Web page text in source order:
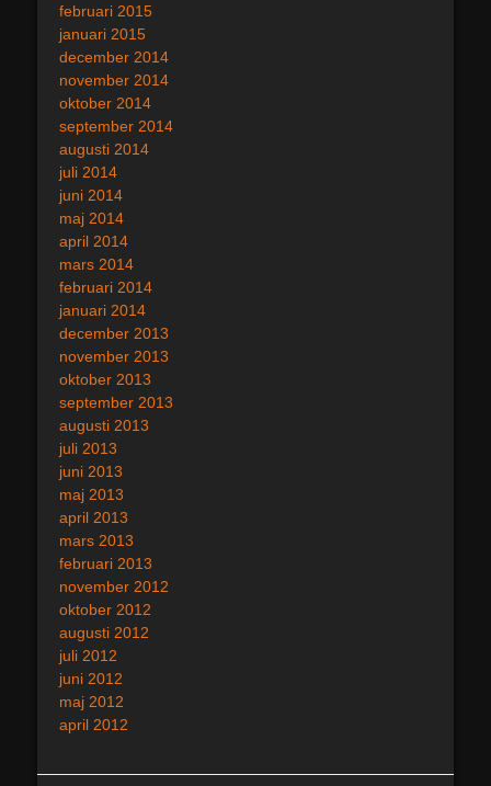
februari 2015
januari 2015
december 2014
november 2014
oktober 2014
september 2014
augusti 2014
juli 2014
juni 2014
maj 2014
april 2014
mars 2014
februari 2014
januari 2014
december 2013
november 2013
oktober 2013
september 2013
augusti 2013
juli 2013
juni 2013
maj 2013
april 2013
mars 2013
februari 2013
november 2012
oktober 2012
augusti 2012
juli 2012
juni 2012
maj 2012
april 2012